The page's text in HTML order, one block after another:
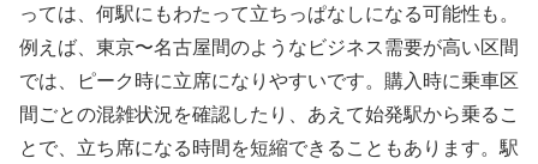
っては、何駅にもわたって立ちっぱなしになる可能性も。
例えば、東京〜名古屋間のようなビジネス需要が高い区間
では、ピーク時に立席になりやすいです。購入時に乗車区
間ごとの混雑状況を確認したり、あえて始発駅から乗るこ
とで、立ち席になる時間を短縮できることもあります。駅